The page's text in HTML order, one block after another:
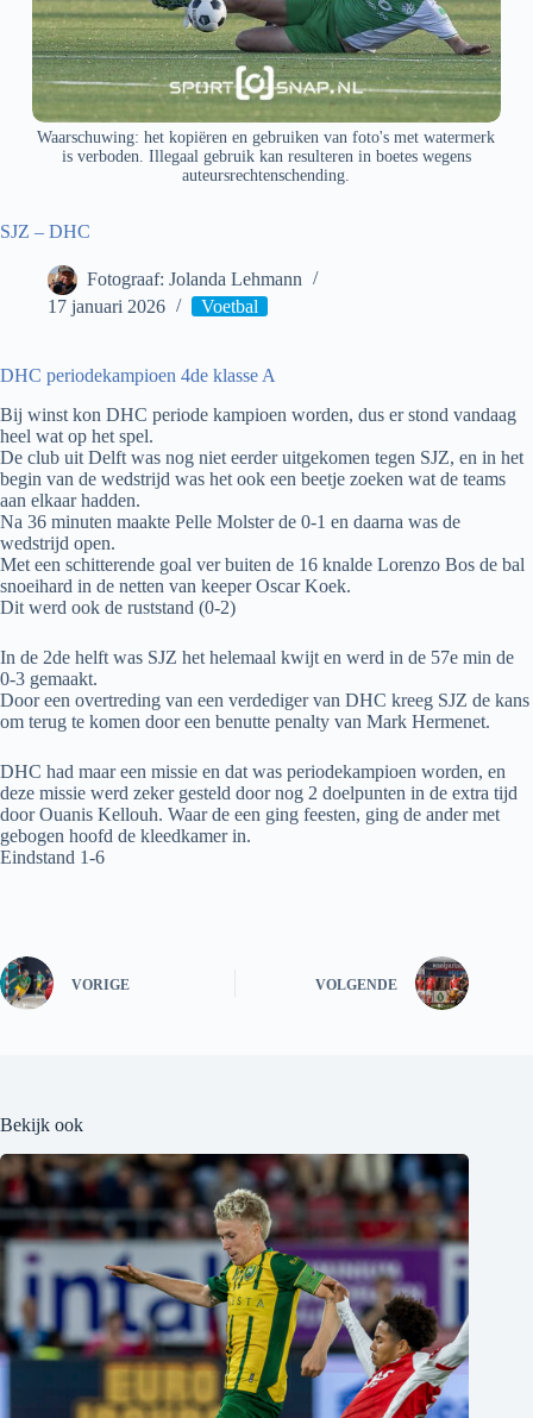
Waarschuwing: het kopiëren en gebruiken van foto's met watermerk
is verboden. Illegaal gebruik kan resulteren in boetes wegens
auteursrechtenschending.
SJZ – DHC
Fotograaf: Jolanda Lehmann
17 januari 2026
Voetbal
DHC periodekampioen 4de klasse A
Bij winst kon DHC periode kampioen worden, dus er stond vandaag
heel wat op het spel.
De club uit Delft was nog niet eerder uitgekomen tegen SJZ, en in het
begin van de wedstrijd was het ook een beetje zoeken wat de teams
aan elkaar hadden.
Na 36 minuten maakte Pelle Molster de 0-1 en daarna was de
wedstrijd open.
Met een schitterende goal ver buiten de 16 knalde Lorenzo Bos de bal
snoeihard in de netten van keeper Oscar Koek.
Dit werd ook de ruststand (0-2)
In de 2de helft was SJZ het helemaal kwijt en werd in de 57e min de
0-3 gemaakt.
Door een overtreding van een verdediger van DHC kreeg SJZ de kans
om terug te komen door een benutte penalty van Mark Hermenet.
DHC had maar een missie en dat was periodekampioen worden, en
deze missie werd zeker gesteld door nog 2 doelpunten in de extra tijd
door Ouanis Kellouh. Waar de een ging feesten, ging de ander met
gebogen hoofd de kleedkamer in.
Eindstand 1-6
VORIGE VOLGENDE
Bekijk ook